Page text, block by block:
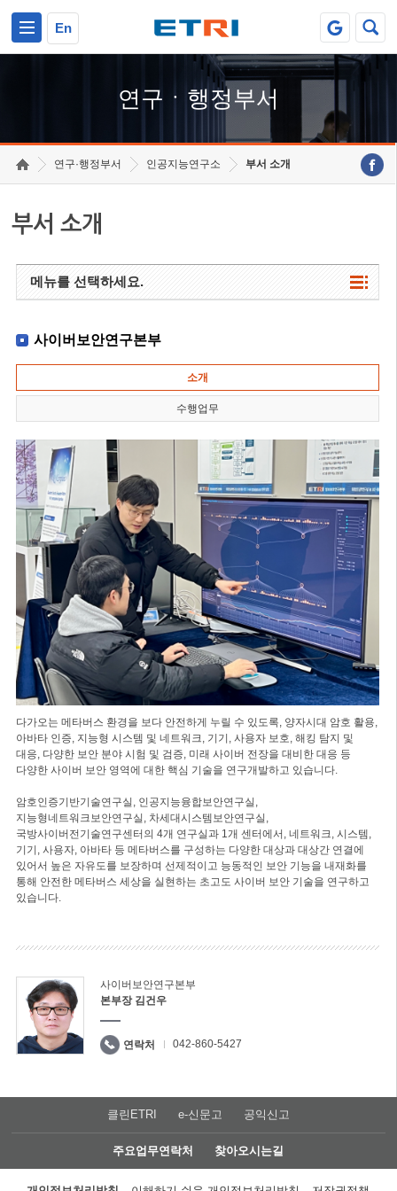
En
연구ㆍ행정부서
연구·행정부서 인공지능연구소 부서 소개
부서 소개
메뉴를 선택하세요.
사이버보안연구본부
소개
수행업무
다가오는 메타버스 환경을 보다 안전하게 누릴 수 있도록, 양자시대 암호 활용,
아바타 인증, 지능형 시스템 및 네트워크, 기기, 사용자 보호, 해킹 탐지 및
대응, 다양한 보안 분야 시험 및 검증, 미래 사이버 전장을 대비한 대응 등
다양한 사이버 보안 영역에 대한 핵심 기술을 연구개발하고 있습니다.
암호인증기반기술연구실, 인공지능융합보안연구실,
지능형네트워크보안연구실, 차세대시스템보안연구실,
국방사이버전기술연구센터의 4개 연구실과 1개 센터에서, 네트워크, 시스템,
기기, 사용자, 아바타 등 메타버스를 구성하는 다양한 대상과 대상간 연결에
있어서 높은 자유도를 보장하며 선제적이고 능동적인 보안 기능을 내재화를
통해 안전한 메타버스 세상을 실현하는 초고도 사이버 보안 기술을 연구하고
있습니다.
사이버보안연구본부
본부장 김건우
연락처 042-860-5427
클린ETRI e-신문고 공익신고
주요업무연락처 찾아오시는길